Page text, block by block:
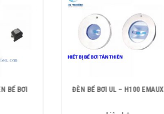
BỂ BƠI ĐÈN BỂ BƠI UL – H100 EMAUX